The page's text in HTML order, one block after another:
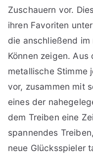
Zuschauern vor.
ihren Favoriten
die anschließend
Können zeigen.
metallische Stimme
vor, zusammen mit
eines der
dem Treiben eine
spannendes
neue Glücksspieler